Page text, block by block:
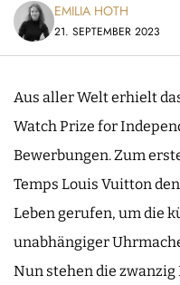
EMILIA HOTH
21. SEPTEMBER 2023
Aus aller Welt erhielt
Watch Prize for
Bewerbungen. Zum
Temps Louis Vuitton
Leben gerufen, um die
unabhängiger
Nun stehen die